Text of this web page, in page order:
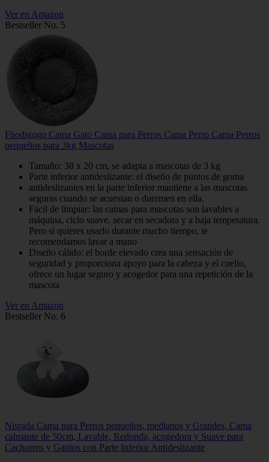
Ver en Amazon
Bestseller No. 5
Fhodigogo Cama Gato Cama para Perros Cama Perro Cama Perros
pequeños para 3kg Mascotas
Tamaño: 38 x 20 cm, se adapta a mascotas de 3 kg
Parte inferior antideslizante: el diseño de puntos de goma
antideslizantes en la parte inferior mantiene a las mascotas
seguras cuando se acuestan o duermen en ella.
Fácil de limpiar: las camas para mascotas son lavables a
máquina, ciclo suave, secar en secadora y a baja temperatura.
Pero si quieres usarlo durante mucho tiempo, te
recomendamos lavar a mano
Diseño cálido: el borde elevado crea una sensación de
seguridad y proporciona apoyo para la cabeza y el cuello,
ofrece un lugar seguro y acogedor para una repetición de la
mascota
Ver en Amazon
Bestseller No. 6
Nisrada Cama para Perros pequeños, medianos y Grandes, Cama
calmante de 50cm, Lavable, Redonda, acogedora y Suave para
Cachorros y Gatitos con Parte Inferior Antideslizante